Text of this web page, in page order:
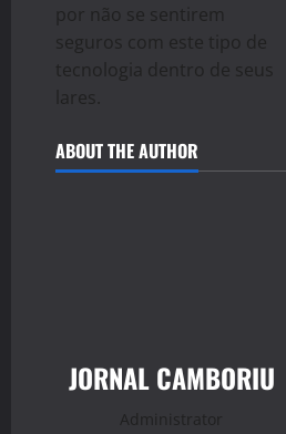
por não se sentirem
seguros com este tipo de
tecnologia dentro de seus
lares.
ABOUT THE AUTHOR
JORNAL CAMBORIU
Administrator